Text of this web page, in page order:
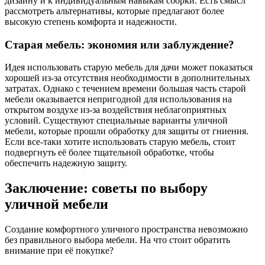
рассмотреть альтернативы, которые предлагают более
высокую степень комфорта и надежности.
Старая мебель: экономия или заблуждение?
Идея использовать старую мебель для дачи может показаться
хорошей из-за отсутствия необходимости в дополнительных
затратах. Однако с течением времени большая часть старой
мебели оказывается непригодной для использования на
открытом воздухе из-за воздействия неблагоприятных
условий. Существуют специальные варианты уличной
мебели, которые прошли обработку для защиты от гниения.
Если все-таки хотите использовать старую мебель, стоит
подвергнуть её более тщательной обработке, чтобы
обеспечить надежную защиту.
Заключение: советы по выбору
уличной мебели
Создание комфортного уличного пространства невозможно
без правильного выбора мебели. На что стоит обратить
внимание при её покупке?